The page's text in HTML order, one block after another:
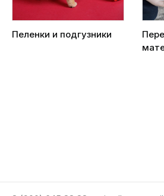
Пеленки и подгузники